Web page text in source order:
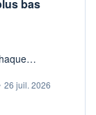
bas
26 juil. 2026